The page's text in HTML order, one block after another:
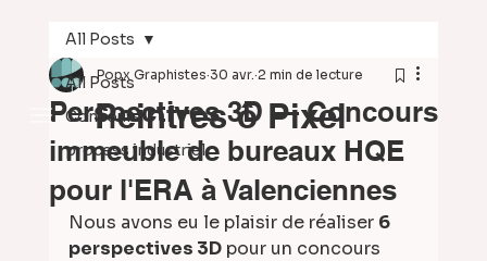
Peintres ô Pixel
All Posts
Concours
process industriel
All Posts
Perspectives 3D — Concours
immeuble de bureaux HQE
pour l'ERA à Valenciennes
Popx Graphistes 30 avr. 2 min de lecture
Nous avons eu le plaisir de réaliser 6
perspectives 3D pour un concours